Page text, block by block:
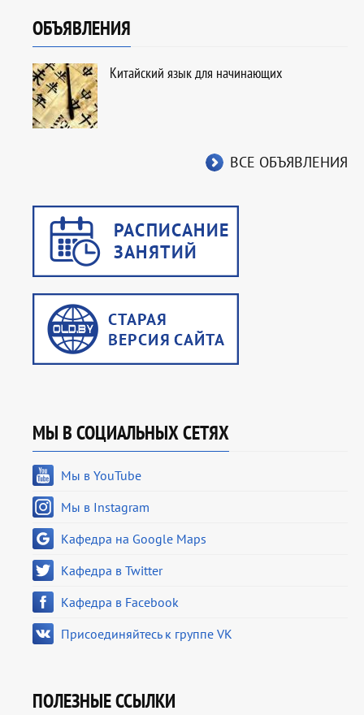
ОБЪЯВЛЕНИЯ
Китайский язык для начинающих
ВСЕ ОБЪЯВЛЕНИЯ
МЫ В СОЦИАЛЬНЫХ СЕТЯХ
Мы в YouTube
Мы в Instagram
Кафедра на Google Maps
Кафедра в Twitter
Кафедра в Facebook
Присоединяйтесь к группе VK
ПОЛЕЗНЫЕ ССЫЛКИ